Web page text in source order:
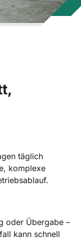
täglich
komplexe
oder Übergabe –
kann schnell